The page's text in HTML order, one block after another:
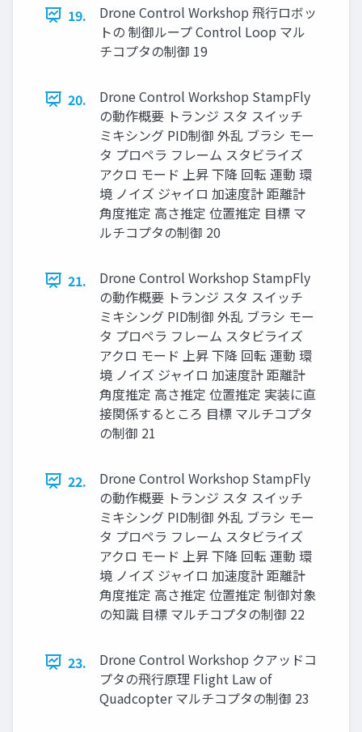
19.
Drone Control Workshop ⾶⾏ロボッ
トの 制御ループ Control Loop マル
チコプタの制御 19
20.
Drone Control Workshop StampFly
の動作概要 トランジ スタ スイッチ
ミキシング PID制御 外乱 ブラシ モー
タ プロペラ フレーム スタビライズ
アクロ モード 上昇 下降 回転 運動 環
境 ノイズ ジャイロ 加速度計 距離計
⾓度推定 ⾼さ推定 位置推定 ⽬標 マ
ルチコプタの制御 20
21.
Drone Control Workshop StampFly
の動作概要 トランジ スタ スイッチ
ミキシング PID制御 外乱 ブラシ モー
タ プロペラ フレーム スタビライズ
アクロ モード 上昇 下降 回転 運動 環
境 ノイズ ジャイロ 加速度計 距離計
⾓度推定 ⾼さ推定 位置推定 実装に直
接関係するところ ⽬標 マルチコプタ
の制御 21
22.
Drone Control Workshop StampFly
の動作概要 トランジ スタ スイッチ
ミキシング PID制御 外乱 ブラシ モー
タ プロペラ フレーム スタビライズ
アクロ モード 上昇 下降 回転 運動 環
境 ノイズ ジャイロ 加速度計 距離計
⾓度推定 ⾼さ推定 位置推定 制御対象
の知識 ⽬標 マルチコプタの制御 22
23.
Drone Control Workshop クアッドコ
プタの⾶⾏原理 Flight Law of
Quadcopter マルチコプタの制御 23